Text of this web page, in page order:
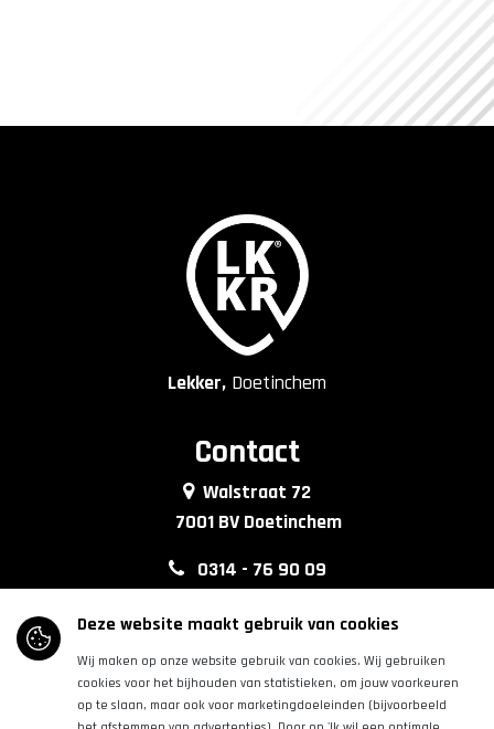
Lekker, Doetinchem
Contact
Walstraat 72
7001 BV Doetinchem
0314 - 76 90 09
info@lkkrdoetinchem.nl
Volg ons
Deze website maakt gebruik van cookies
Wij maken op onze website gebruik van cookies. Wij gebruiken
cookies voor het bijhouden van statistieken, om jouw voorkeuren
op te slaan, maar ook voor marketingdoeleinden (bijvoorbeeld